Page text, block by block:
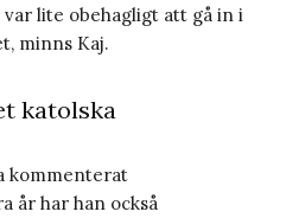
var lite obehagligt att gå in i
minns Kaj.
katolska
kommenterat
år har han också